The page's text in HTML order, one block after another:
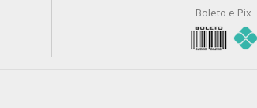
Boleto e Pix